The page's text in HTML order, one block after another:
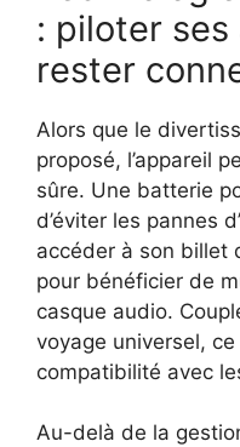
: piloter
rester
Alors que le
proposé, l’appareil
sûre. Une batterie
d’éviter les pannes
accéder à son billet
pour bénéficier de
casque audio.
voyage universel,
compatibilité avec
Au-delà de la